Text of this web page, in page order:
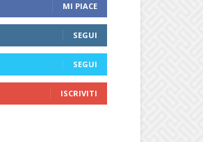
MI PIACE
SEGUI
SEGUI
ISCRIVITI